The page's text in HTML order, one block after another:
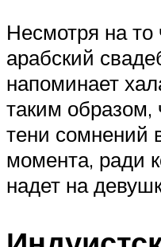
Несмотря на
арабский
напоминает
таким образом,
тени сомнений
момента, ради
надет на